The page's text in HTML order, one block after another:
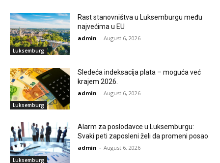
Luksemburg
Rast stanovništva u Luksemburgu među
najvećima u EU
admin - August 6, 2026
Luksemburg
Sledeća indeksacija plata – moguća već
krajem 2026.
admin - August 6, 2026
Luksemburg
Alarm za poslodavce u Luksemburgu:
Svaki peti zaposleni želi da promeni posao
admin - August 6, 2026